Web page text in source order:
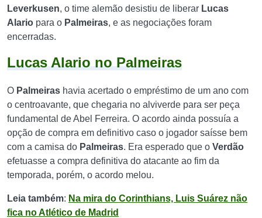
Leverkusen, o time alemão desistiu de liberar Lucas
Alario para o Palmeiras, e as negociações foram
encerradas.
Lucas Alario no Palmeiras
O Palmeiras havia acertado o empréstimo de um ano com
o centroavante, que chegaria no alviverde para ser peça
fundamental de Abel Ferreira. O acordo ainda possuía a
opção de compra em definitivo caso o jogador saísse bem
com a camisa do Palmeiras. Era esperado que o Verdão
efetuasse a compra definitiva do atacante ao fim da
temporada, porém, o acordo melou.
Leia também: Na mira do Corinthians, Luis Suárez não
fica no Atlético de Madrid